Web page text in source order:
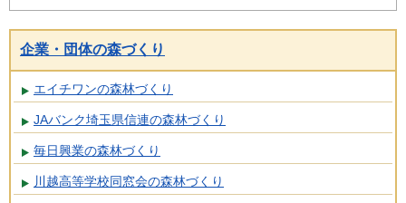
企業・団体の森づくり
エイチワンの森林づくり
JAバンク埼玉県信連の森林づくり
毎日興業の森林づくり
川越高等学校同窓会の森林づくり